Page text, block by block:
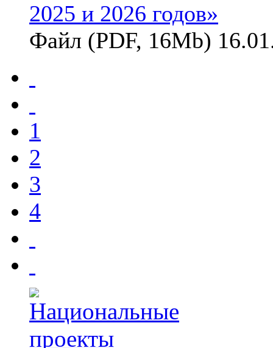
2025 и 2026 годов»
Файл (PDF, 16Mb)
1
2
3
4